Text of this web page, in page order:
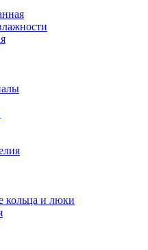
кольца и люки